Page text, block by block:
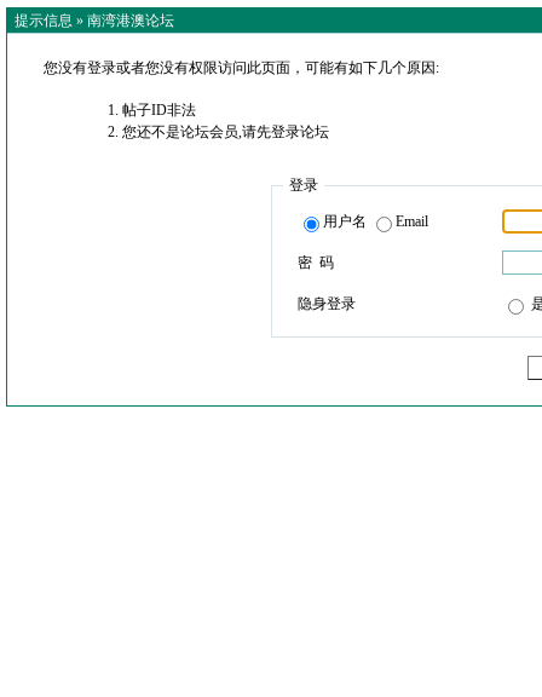
提示信息 » 南湾港澳论坛
您没有登录或者您没有权限访问此页面，可能有如下几个原因:
帖子ID非法
您还不是论坛会员,请先登录论坛
登录
用户名 Email
密 码
隐身登录